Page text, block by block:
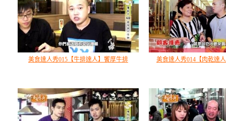
美食達人秀015【牛排達人】饗厚牛排 美食達人秀014【肉乾達